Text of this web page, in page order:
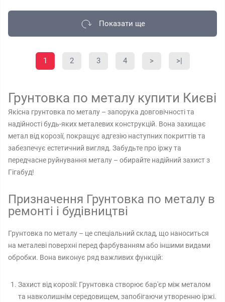
Показати ще
1 2 3 4 > >|
Грунтовка по металу купити Києві
Якісна грунтовка по металу – запорука довговічності та
надійності будь-яких металевих конструкцій. Вона захищає
метал від корозії, покращує адгезію наступних покриттів та
забезпечує естетичний вигляд. Забудьте про іржу та
передчасне руйнування металу – обирайте надійний захист з
Гігабуд!
Призначення Грунтовка по металу в
ремонті і будівництві
Грунтовка по металу – це спеціальний склад, що наноситься
на металеві поверхні перед фарбуванням або іншими видами
обробки. Вона виконує ряд важливих функцій:
Захист від корозії: Грунтовка створює бар'єр між металом
та навколишнім середовищем, запобігаючи утворенню іржі.